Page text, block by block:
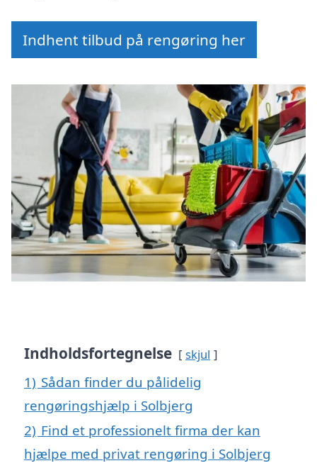
Indhent tilbud på rengøring her
Indholdsfortegnelse skjul
1) Sådan finder du pålidelig
rengøringshjælp i Solbjerg
2) Find et professionelt firma der kan
hjælpe med privat rengøring i Solbjerg